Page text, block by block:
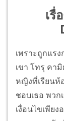
เรื่
เพราะถูกแร
เขา โทรุ คา
หญิงที่เรียนห้
ชอบเธอ พวก
เงื่อนไขเพีย